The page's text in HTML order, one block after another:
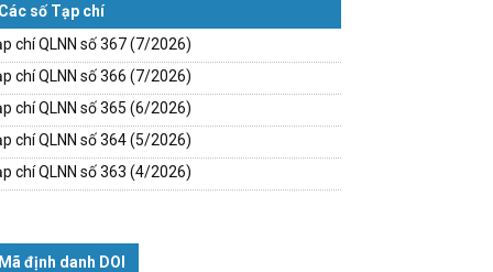
Các số Tạp chí
chí QLNN số 367 (7/2026)
chí QLNN số 366 (7/2026)
chí QLNN số 365 (6/2026)
chí QLNN số 364 (5/2026)
chí QLNN số 363 (4/2026)
Mã định danh DOI